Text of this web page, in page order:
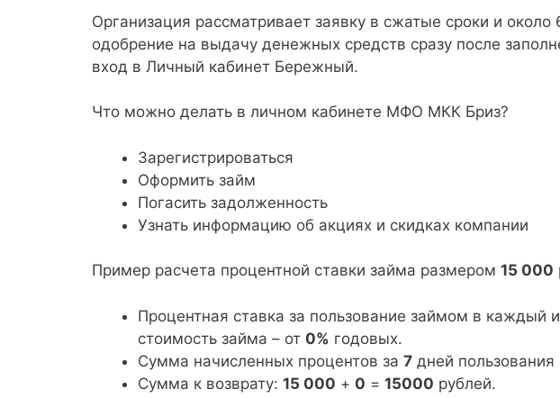
Организация рассматривает заявку в сжатые сроки и
одобрение на выдачу денежных средств сразу после
вход в Личный кабинет Бережный.
Что можно делать в личном кабинете МФО МКК Бриз?
Зарегистрироваться
Оформить займ
Погасить задолженность
Узнать информацию об акциях и скидках компании
Пример расчета процентной ставки займа размером 15 000
Процентная ставка за пользование займом в каждый
стоимость займа – от 0% годовых.
Сумма начисленных процентов за 7 дней
Сумма к возврату: 15 000 + 0 = 15000 рублей.